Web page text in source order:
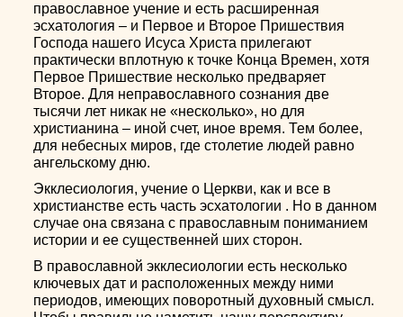
православное учение и есть расширенная
эсхатология – и Первое и Второе Пришествия
Господа нашего Исуса Христа прилегают
практически вплотную к точке Конца Времен, хотя
Первое Пришествие несколько предваряет
Второе. Для неправославного сознания две
тысячи лет никак не «несколько», но для
христианина – иной счет, иное время. Тем более,
для небесных миров, где столетие людей равно
ангельскому дню.
Экклесиология, учение о Церкви, как и все в
христианстве есть часть эсхатологии . Но в данном
случае она связана с православным пониманием
истории и ее существенней ших сторон.
В православной экклесиологии есть несколько
ключевых дат и расположенных между ними
периодов, имеющих поворотный духовный смысл.